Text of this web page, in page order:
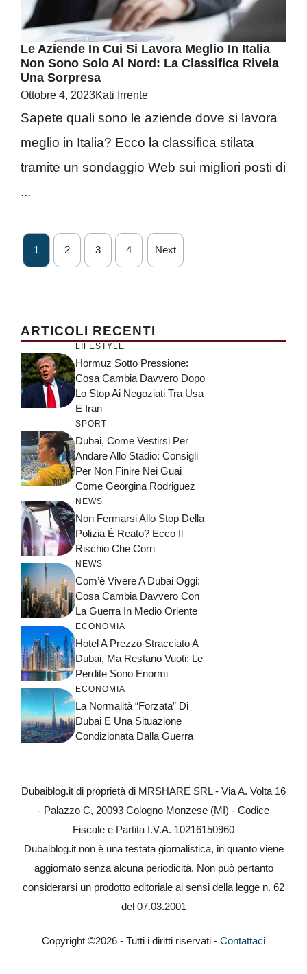
Le Aziende In Cui Si Lavora Meglio In Italia
Non Sono Solo Al Nord: La Classifica Rivela
Una Sorpresa
Ottobre 4, 2023Kati Irrente
Sapete quali sono le aziende dove si lavora
meglio in Italia? Ecco la classifica stilata
tramite un sondaggio Web sui migliori posti di
...
1 2 3 4 Next
ARTICOLI RECENTI
LIFESTYLE
Hormuz Sotto Pressione:
Cosa Cambia Davvero Dopo
Lo Stop Ai Negoziati Tra Usa
E Iran
SPORT
Dubai, Come Vestirsi Per
Andare Allo Stadio: Consigli
Per Non Finire Nei Guai
Come Georgina Rodriguez
NEWS
Non Fermarsi Allo Stop Della
Polizia È Reato? Ecco Il
Rischio Che Corri
NEWS
Com’è Vivere A Dubai Oggi:
Cosa Cambia Davvero Con
La Guerra In Medio Oriente
ECONOMIA
Hotel A Prezzo Stracciato A
Dubai, Ma Restano Vuoti: Le
Perdite Sono Enormi
ECONOMIA
La Normalità “forzata” Di
Dubai E Una Situazione
Condizionata Dalla Guerra
Dubaiblog.it di proprietà di MRSHARE SRL - Via A. Volta 16
- Palazzo C, 20093 Cologno Monzese (MI) - Codice
Fiscale e Partita I.V.A. 10216150960
Dubaiblog.it non è una testata giornalistica, in quanto viene
aggiornato senza alcuna periodicità. Non può pertanto
considerarsi un prodotto editoriale ai sensi della legge n. 62
del 07.03.2001
Copyright ©2026 - Tutti i diritti riservati - Contattaci